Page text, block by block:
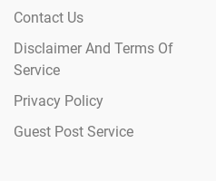
Contact Us
Disclaimer And Terms Of
Service
Privacy Policy
Guest Post Service